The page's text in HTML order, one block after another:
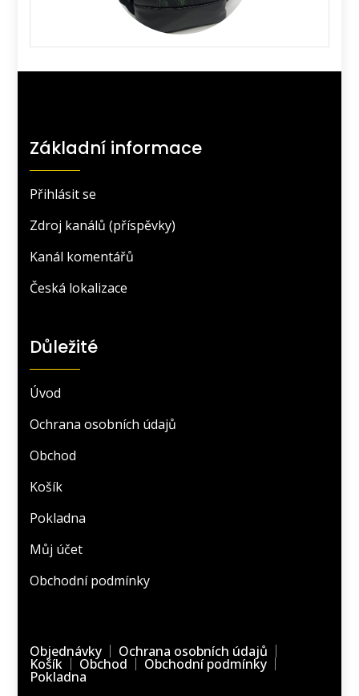
Základní informace
Přihlásit se
Zdroj kanálů (příspěvky)
Kanál komentářů
Česká lokalizace
Důležité
Úvod
Ochrana osobních údajů
Obchod
Košík
Pokladna
Můj účet
Obchodní podmínky
Objednávky Ochrana osobních údajů
Košík Obchod Obchodní podmínky
Pokladna